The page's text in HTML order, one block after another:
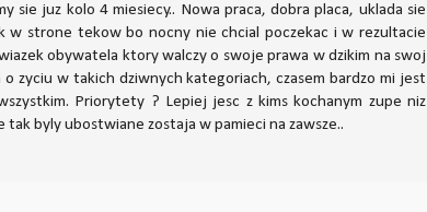
sie juz kolo 4 miesiecy.. Nowa praca, dobra placa, uklada sie
w strone tekow bo nocny nie chcial poczekac i w rezultacie
obywatela ktory walczy o swoje prawa w dzikim na swoj
zyciu w takich dziwnych kategoriach, czasem bardzo mi jest
Priorytety ? Lepiej jesc z kims kochanym zupe niz
byly ubostwiane zostaja w pamieci na zawsze..